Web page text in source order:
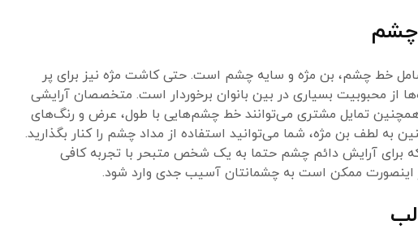
چشم
خط چشم، بن مژه و سایه چشم است. حتی کاشت مژه نیز برای پر
از محبوبیت بسیاری در بین بانوان برخوردار است. متخصصان آرایشی
تمایل مشتری می‌توانند خط چشم‌هایی با طول، عرض و رنگ‌های
به لطف بن مژه، شما می‌توانید استفاده از مداد چشم را کنار بگذارید.
برای آرایش دائم چشم حتما به یک شخص متبحر با تجربه کافی
اینصورت ممکن است به چشمانتان آسیب جدی وارد شود.